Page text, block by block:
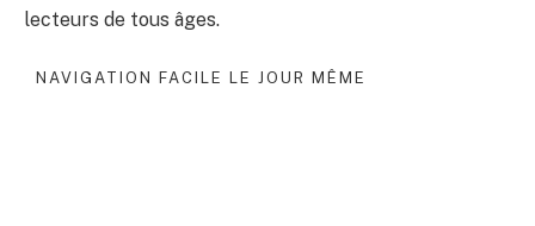
lecteurs de tous âges.
NAVIGATION FACILE LE JOUR MÊME